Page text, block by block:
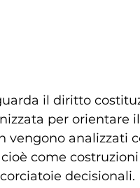
il diritto
per orientare
vengono analizzati
cioè come
decisionali.